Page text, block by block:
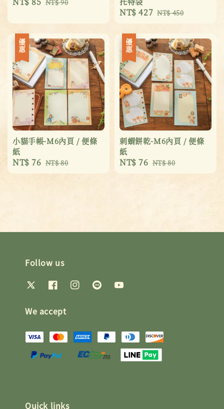
NT$ 90
Sale
NT$ 427 Regular
NT$ 450
優惠
小貓手帳-M6內頁 / 便條
紙
Sale
price
NT$ 76 Regular
price
NT$ 80
優惠
刺蝟餅乾-M6內頁 / 便條
紙
Sale
NT$ 76 Regular
NT$ 80
Follow us
We accept
Quick links